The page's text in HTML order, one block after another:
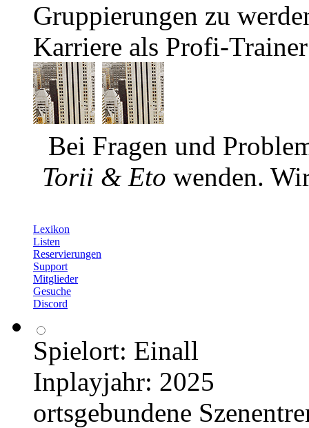
Gruppierungen zu
Karriere als Profi-
Bei Fragen und
Torii & Eto wenden.
Lexikon
Listen
Reservierungen
Support
Mitglieder
Gesuche
Discord
Spielort: Einall
Inplayjahr: 2025
ortsgebundene